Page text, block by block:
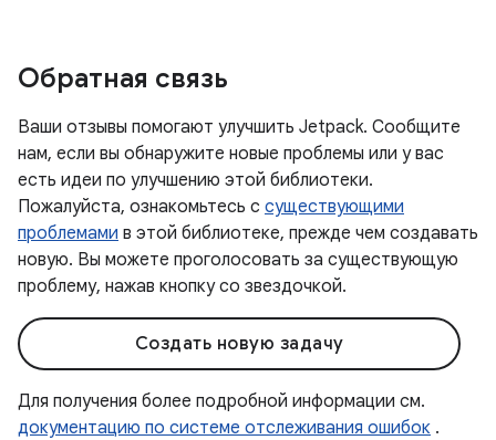
Обратная связь
Ваши отзывы помогают улучшить Jetpack. Сообщите
нам, если вы обнаружите новые проблемы или у вас
есть идеи по улучшению этой библиотеки.
Пожалуйста, ознакомьтесь с существующими
проблемами в этой библиотеке, прежде чем создавать
новую. Вы можете проголосовать за существующую
проблему, нажав кнопку со звездочкой.
Создать новую задачу
Для получения более подробной информации см.
документацию по системе отслеживания ошибок .